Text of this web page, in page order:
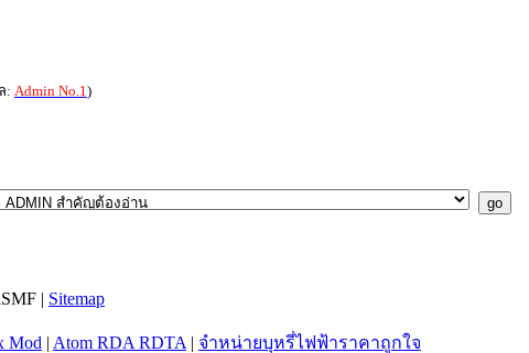
: Admin No.1 )
| Sitemap
Mod Atom RDA RDTA| จำหน่ายบุหรี่ไฟฟ้าราคาถูกใจ